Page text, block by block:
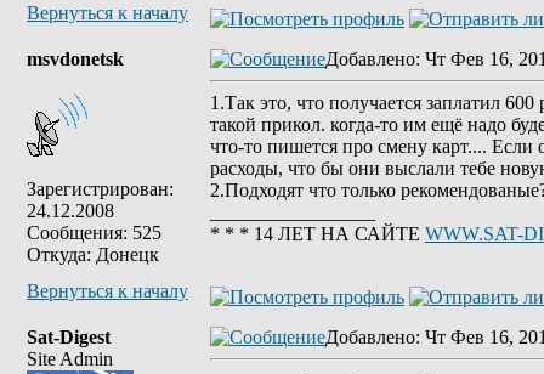
Вернуться к началу
msvdonetsk
Зарегистрирован:
24.12.2008
Сообщения: 525
Откуда: Донецк
Добавлено: Чт Фев 16,
1.Так это, что получается заплатил
такой прикол. когда-то им ещё надо
что-то пишется про смену карт.... Если
расходы, что бы они выслали тебе
2.Подходят что только
* * * 14 ЛЕТ НА САЙТЕ WWW.SAT-
Вернуться к началу
Sat-Digest
Site Admin
Добавлено: Чт Фев 16,